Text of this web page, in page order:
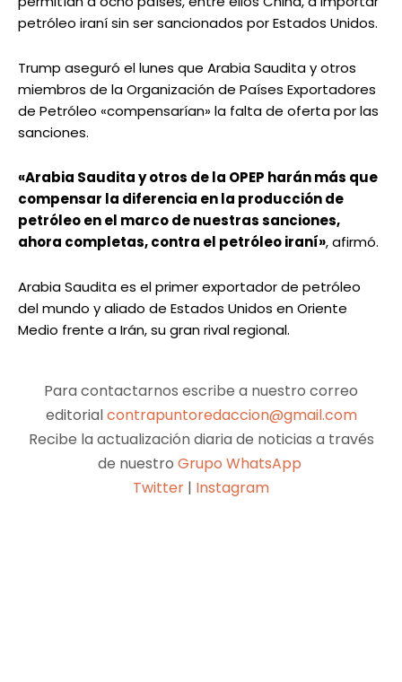
petróleo iraní sin ser sancionados por Estados Unidos.
Trump aseguró el lunes que Arabia Saudita y otros
miembros de la Organización de Países Exportadores
de Petróleo «compensarían» la falta de oferta por las
sanciones.
«Arabia Saudita y otros de la OPEP harán más que
compensar la diferencia en la producción de
petróleo en el marco de nuestras sanciones,
ahora completas, contra el petróleo iraní», afirmó.
Arabia Saudita es el primer exportador de petróleo
del mundo y aliado de Estados Unidos en Oriente
Medio frente a Irán, su gran rival regional.
Para contactarnos escribe a nuestro correo
editorialcontrapuntoredaccion@gmail.com
Recibe la actualización diaria de noticias a través
de nuestro Grupo WhatsApp
Twitter | Instagram